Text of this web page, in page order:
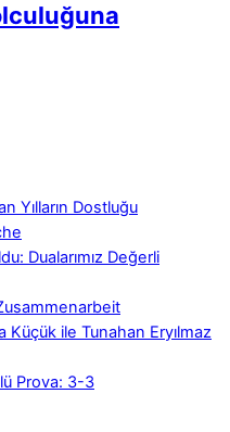
Yılların Dostluğu
Dualarımız Değerli
Küçük ile Tunahan Eryılmaz
Prova: 3-3